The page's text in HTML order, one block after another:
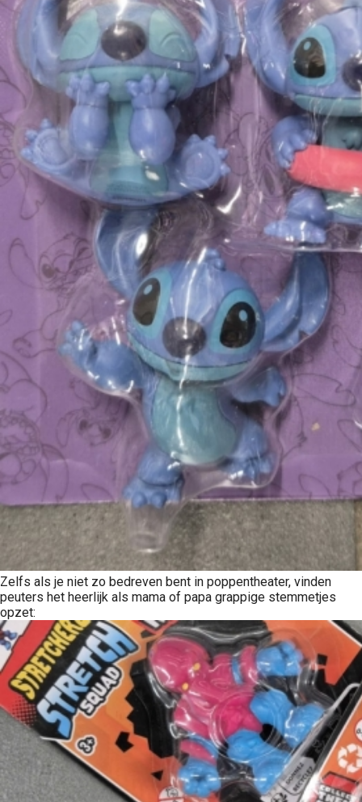
Zelfs als je niet zo bedreven bent in poppentheater, vinden
peuters het heerlijk als mama of papa grappige stemmetjes
opzet: